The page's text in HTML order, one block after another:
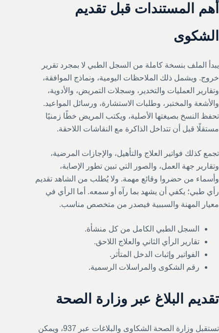
أهم المستندات قبل تقديم
الشكوى
يبدأ الملف بنسخة كاملة من السجل الطبي لا بمجرد تقرير
خروج. ويشمل ذلك الملاحظات اليومية، ونماذج الموافقة،
وتقارير العمليات والتخدير، وسجلات التمريض، والأدوية،
والأشعة والمختبر، وطلبات الاستشارة، ورسائل المواعيد.
تحفظ النسخ بصيغتها الأصلية، ويكتب المريض خطًا زمنيًا
مستقلًا قبل أن تتداخل الذاكرة مع النقاشات اللاحقة.
تجمع كذلك فواتير العلاج والتأهيل، والإجازات المرضية،
وتقارير جهة العمل، والصور التي تبين تطور الإصابة،
وأسماء من حضروا وقائع مهمة. ولا يُطلب من الشاهد تقديم
رأي طبي؛ يكفي أن يشهد بما رآه أو سمعه. أما الرأي في
معيار المهنة والسببية فيصدر من متخصص مناسب.
السجل الطبي الكامل من كل منشأة.
تقارير الرأي الثاني والعلاج اللاحق.
الفواتير وإثبات الدخل المتأثر.
رقم الشكوى والمراسلات الرسمية.
تقديم البلاغ عبر وزارة الصحة
تستقبل وزارة الصحة الشكاوى والبلاغات عبر 937، ويمكن